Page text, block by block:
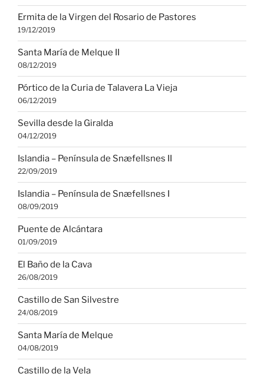
Ermita de la Virgen del Rosario de Pastores
19/12/2019
Santa María de Melque II
08/12/2019
Pórtico de la Curia de Talavera La Vieja
06/12/2019
Sevilla desde la Giralda
04/12/2019
Islandia – Península de Snæfellsnes II
22/09/2019
Islandia – Península de Snæfellsnes I
08/09/2019
Puente de Alcántara
01/09/2019
El Baño de la Cava
26/08/2019
Castillo de San Silvestre
24/08/2019
Santa María de Melque
04/08/2019
Castillo de la Vela